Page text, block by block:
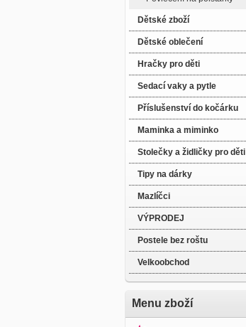
Dětské zboží
Dětské oblečení
Hračky pro děti
Sedací vaky a pytle
Příslušenství do kočárku
Maminka a miminko
Stolečky a židličky pro děti
Tipy na dárky
Mazlíčci
VÝPRODEJ
Postele bez roštu
Velkoobchod
Menu zboží